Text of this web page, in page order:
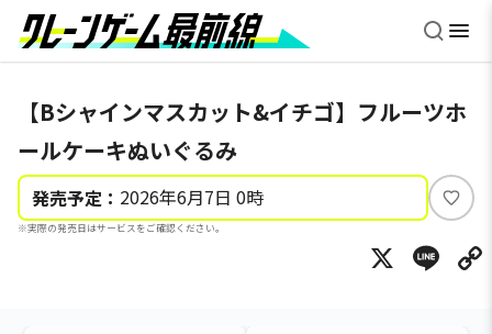
【Bシャインマスカット&イチゴ】フルーツホ
ールケーキぬいぐるみ
発売予定： 2026年6月7日 0時
※実際の発売日はサービスをご確認ください。
い
ね
X